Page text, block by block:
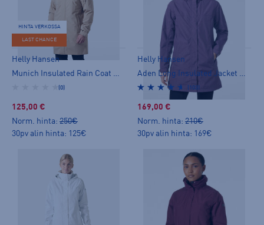
HINTA VERKOSSA
LAST CHANCE
Helly Hansen
(0)
125,00 €
Norm. hinta: 250€
30pv alin hinta: 125€
Helly Hansen
(103)
169,00 €
Norm. hinta: 210€
30pv alin hinta: 169€